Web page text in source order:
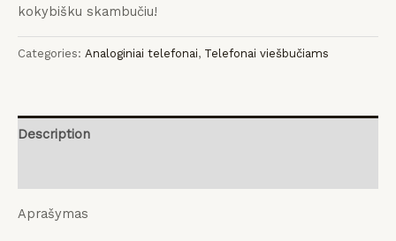
kokybišku skambučiu!
Categories: Analoginiai telefonai, Telefonai viešbučiams
Description
Aprašymas